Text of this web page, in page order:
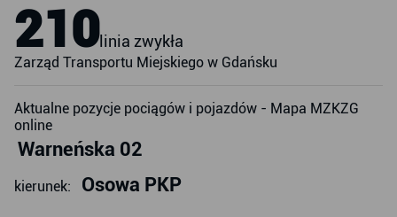
210linia zwykła
Zarząd Transportu Miejskiego w Gdańsku
Aktualne pozycje pociągów i pojazdów - Mapa MZKZG
online
Warneńska 02
kierunek: Osowa PKP